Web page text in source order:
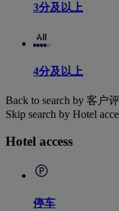
3分及以上
4分及以上
Back to search by 客户
Skip search by Hotel
Hotel access
停车